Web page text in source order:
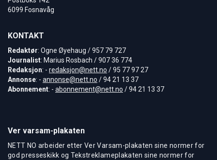
6099 Fosnavåg
KONTAKT
Redaktør: Ogne Øyehaug / 957 79 727
Journalist: Marius Rosbach / 907 36 774
Redaksjon: - redaksjon@nett.no / 95 77 97 27
Annonse: - annonse@nett.no / 94 21 13 37
Abonnement: - abonnement@nett.no / 94 21 13 37
Ver varsam-plakaten
NETT NO arbeider etter Ver Varsam-plakaten sine normer for
god presseskikk og Tekstreklameplakaten sine normer for